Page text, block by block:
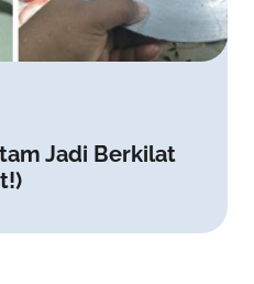
Jadi Berkilat